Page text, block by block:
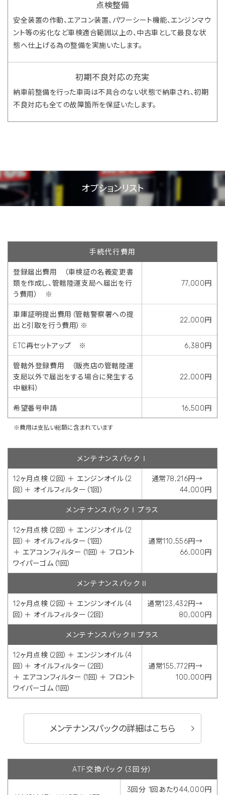
点検整備
安全装置の作動、エアコン装置、パワーシート機能、エンジンマウ
ント等の劣化など車検適合範囲以上の、中古車として最良な状
態へ仕上げる為の整備を実施いたします。
初期不良対応の充実
納車前整備を行った車両は不具合のない状態で納車され、初期
不良対応も全ての故障箇所を保証いたします。
オプションリスト
手続代行費用
登録届出費用 （車検証の名義変更書
類を作成し、管轄陸運支局へ届出を行
う費用） ※
77,000円
車庫証明提出費用（管轄警察署への提
出と引取を行う費用）※
22,000円
ETC再セットアップ ※ 6,380円
管轄外登録費用 （販売店の管轄陸運
支局以外で届出をする場合に発生する
中継料）
22,000円
希望番号申請 16,500円
※費用は支払い総額に含まれています
メンテナンスパックⅠ
12ヶ月点検（2回）＋ エンジンオイル（2
回）＋ オイルフィルター（1回）
通常78,216円→
44,000円
メンテナンスパックⅠプラス
12ヶ月点検（2回）＋ エンジンオイル（2
回）＋ オイルフィルター（1回）
＋ エアコンフィルター（1回）＋ フロント
ワイパーゴム（1回）
通常110,556円→
66,000円
メンテナンスパックⅡ
12ヶ月点検（2回）＋ エンジンオイル（4
回）＋ オイルフィルター（2回）
通常123,432円→
80,000円
メンテナンスパックⅡプラス
12ヶ月点検（2回）＋ エンジンオイル（4
回）＋ オイルフィルター（2回）
＋ エアコンフィルター（1回）＋ フロント
ワイパーゴム（1回）
通常155,772円→
100,000円
メンテナンスパックの詳細はこちら
ATF交換パック（3回分）
3回分 1回あたり44,000円